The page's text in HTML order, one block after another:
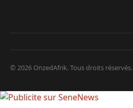
© 2026 OnzedAfrik. Tous droits réservés.